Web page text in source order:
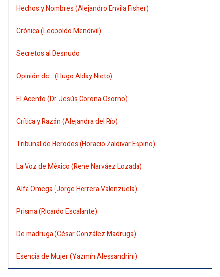
Hechos y Nombres (Alejandro Envila Fisher)
Crónica (Leopoldo Mendivil)
Secretos al Desnudo
Opinión de... (Hugo Alday Nieto)
El Acento (Dr. Jesús Corona Osorno)
Crítica y Razón (Alejandra del Río)
Tribunal de Herodes (Horacio Zaldivar Espino)
La Voz de México (Rene Narváez Lozada)
Alfa Omega (Jorge Herrera Valenzuela)
Prisma (Ricardo Escalante)
De madruga (César González Madruga)
Esencia de Mujer (Yazmín Alessandrini)